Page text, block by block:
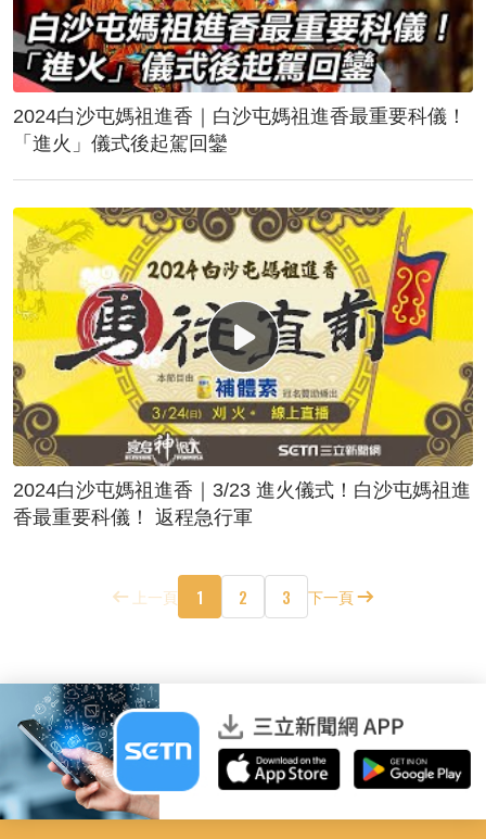
2024白沙屯媽祖進香｜白沙屯媽祖進香最重要科儀！
「進火」儀式後起駕回鑾
2024白沙屯媽祖進香｜3/23 進火儀式！白沙屯媽祖進
香最重要科儀！ 返程急行軍
上一頁 1 2 3 下一頁